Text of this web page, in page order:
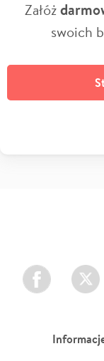
Załóż
swoich
Facebook Twitter